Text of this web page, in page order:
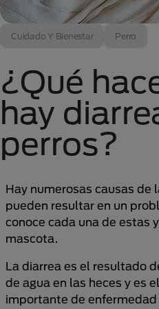
Cuidado Y Bienestar Perro
¿Qué
hay
perros?
Hay numerosas causas de
pueden resultar en un
conoce cada una de estas
mascota.
La diarrea es el resultado
de agua en las heces y es
importante de